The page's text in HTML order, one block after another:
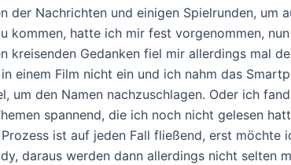
der Nachrichten und einigen Spielrunden, um
kommen, hatte ich mir fest vorgenommen,
kreisenden Gedanken fiel mir allerdings mal
einem Film nicht ein und ich nahm das
um den Namen nachzuschlagen. Oder ich
spannend, die ich noch nicht gelesen
ist auf jeden Fall fließend, erst möchte
daraus werden dann allerdings nicht selten